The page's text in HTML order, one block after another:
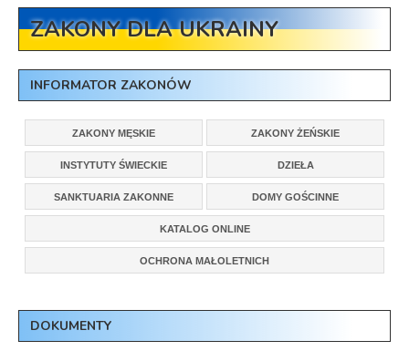
ZAKONY DLA UKRAINY
INFORMATOR ZAKONÓW
ZAKONY MĘSKIE ZAKONY ŻEŃSKIE
INSTYTUTY ŚWIECKIE DZIEŁA
SANKTUARIA ZAKONNE DOMY GOŚCINNE
KATALOG ONLINE
OCHRONA MAŁOLETNICH
DOKUMENTY